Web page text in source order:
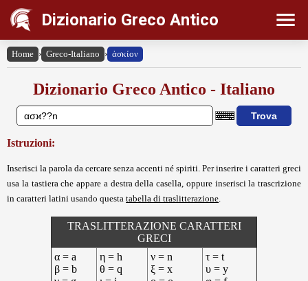
Dizionario Greco Antico
Home › Greco-Italiano › ἀσκίον
Dizionario Greco Antico - Italiano
Istruzioni:
Inserisci la parola da cercare senza accenti né spiriti. Per inserire i caratteri greci
usa la tastiera che appare a destra della casella, oppure inserisci la trascrizione
in caratteri latini usando questa tabella di traslitterazione
TRASLITTERAZIONE CARATTERI
GRECI
α = a
β = b
η = h
θ = q
ν = n
ξ = x
τ = t
υ = y